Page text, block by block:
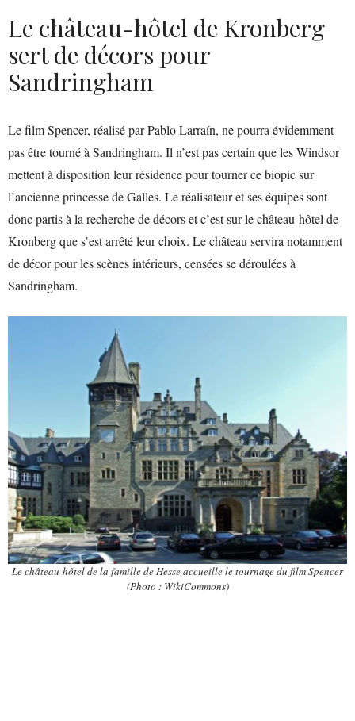
Le château-hôtel de Kronberg
sert de décors pour
Sandringham
Le film Spencer, réalisé par Pablo Larraín, ne pourra évidemment
pas être tourné à Sandringham. Il n’est pas certain que les Windsor
mettent à disposition leur résidence pour tourner ce biopic sur
l’ancienne princesse de Galles. Le réalisateur et ses équipes sont
donc partis à la recherche de décors et c’est sur le château-hôtel de
Kronberg que s’est arrêté leur choix. Le château servira notamment
de décor pour les scènes intérieurs, censées se déroulées à
Sandringham.
Le château-hôtel de la famille de Hesse accueille le tournage du film Spencer
(Photo : WikiCommons)